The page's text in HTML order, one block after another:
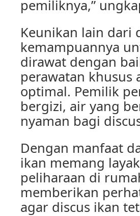
pemiliknya,”
Keunikan lain dari
kemampuannya
dirawat dengan
perawatan
optimal. Pemilik
bergizi, air yang
nyaman bagi
Dengan manfaat
ikan memang
peliharaan di
memberikan
agar discus ikan